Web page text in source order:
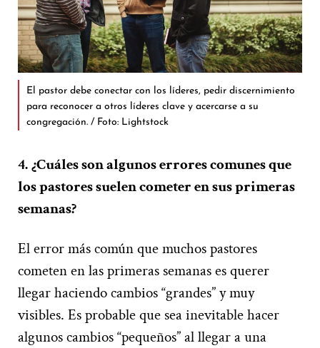
El pastor debe conectar con los líderes, pedir discernimiento
para reconocer a otros líderes clave y acercarse a su
congregación. / Foto: Lightstock
4.¿Cuáles son algunos errores comunes que
los pastores suelen cometer en sus primeras
semanas?
El error más común que muchos pastores
cometen en las primeras semanas es querer
llegar haciendo cambios “grandes” y muy
visibles. Es probable que sea inevitable hacer
algunos cambios “pequeños” al llegar a una